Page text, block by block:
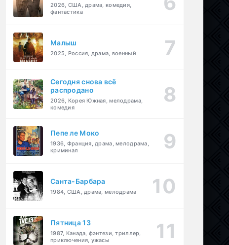
2026, США, драма, комедия,
фантастика
Малыш
2025, Россия, драма, военный
Сегодня снова всё
распродано
2026, Корея Южная, мелодрама,
комедия
Пепе ле Моко
1936, Франция, драма, мелодрама,
криминал
Санта-Барбара
1984, США, драма, мелодрама
Пятница 13
1987, Канада, фэнтези, триллер,
приключения, ужасы